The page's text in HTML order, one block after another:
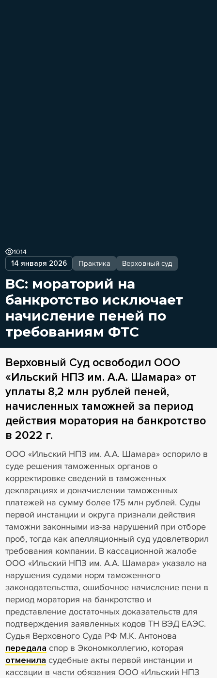
14 января 2026 Практика Верховный суд
1014
ВС: мораторий на
банкротство исключает
начисление пеней по
требованиям ФТС
Верховный Суд освободил ООО
«Ильский НПЗ им. А.А. Шамара» от
уплаты 8,2 млн рублей пеней,
начисленных таможней за период
действия моратория на банкротство
в 2022 г.
ООО «Ильский НПЗ им. А.А. Шамара» оспорило в
суде решения таможенных органов о
корректировке сведений в таможенных
декларациях и доначислении таможенных
платежей на сумму более 175 млн рублей. Суды
первой инстанции и округа признали действия
таможни законными из-за нарушений при отборе
проб, тогда как апелляционный суд удовлетворил
требования компании. В кассационной жалобе
ООО «Ильский НПЗ им. А.А. Шамара» указало на
нарушения судами норм таможенного
законодательства, ошибочное начисление пени в
период моратория на банкротство и
представление достаточных доказательств для
подтверждения заявленных кодов ТН ВЭД ЕАЭС.
Судья Верховного Суда РФ М.К. Антонова
передала спор в Экономколлегию, которая
отменила судебные акты первой инстанции и
кассации в части обязания ООО «Ильский НПЗ